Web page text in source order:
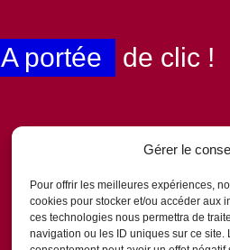
Gérer le
Pour offrir les meilleures expériences,
cookies pour stocker et/ou accéder aux
ces technologies nous permettra de
navigation ou les ID uniques sur ce
A portée de clic !